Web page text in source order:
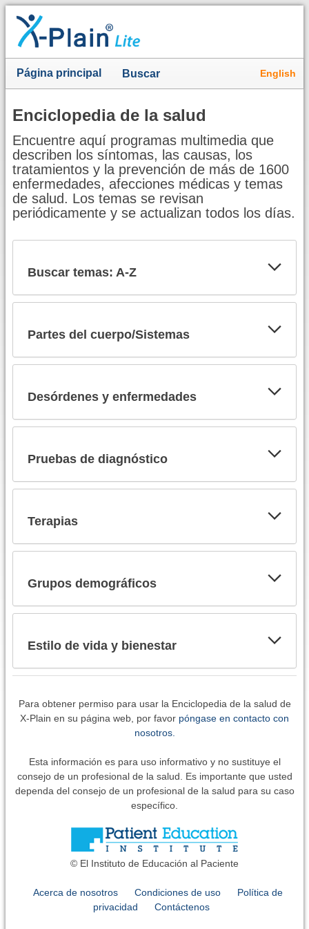
Página principal Buscar English
Enciclopedia de la salud
Encuentre aquí programas multimedia que
describen los síntomas, las causas, los
tratamientos y la prevención de más de 1600
enfermedades, afecciones médicas y temas
de salud. Los temas se revisan
periódicamente y se actualizan todos los días.
Buscar temas: A-Z
Partes del cuerpo/Sistemas
Desórdenes y enfermedades
Pruebas de diagnóstico
Terapias
Grupos demográficos
Estilo de vida y bienestar
Para obtener permiso para usar la Enciclopedia de la salud de
X-Plain en su página web, por favor póngase en contacto con
nosotros.
Esta información es para uso informativo y no sustituye el
consejo de un profesional de la salud. Es importante que usted
dependa del consejo de un profesional de la salud para su caso
específico.
© El Instituto de Educación al Paciente
Acerca de nosotros Condiciones de uso
Política de
privacidad
Contáctenos